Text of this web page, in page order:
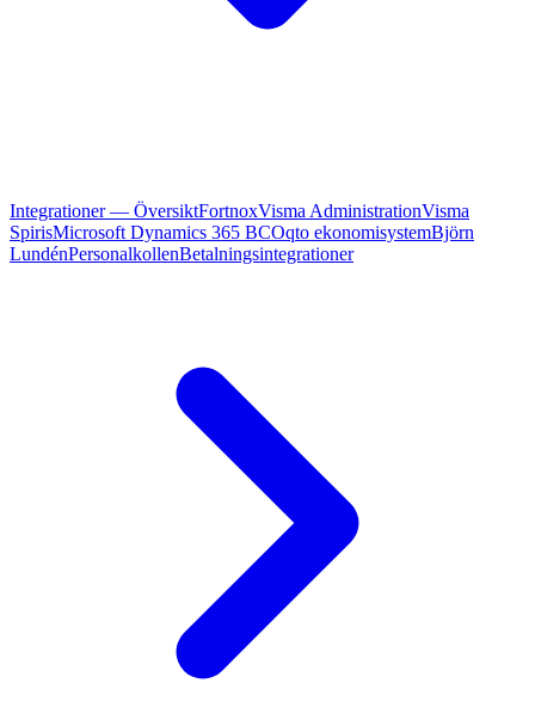
Integrationer — ÖversiktFortnoxVisma AdministrationVisma
SpirisMicrosoft Dynamics 365 BCOqto ekonomisystemBjörn
LundénPersonalkollenBetalningsintegrationer